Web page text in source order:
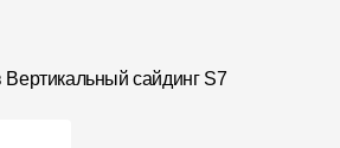
сайдинг S7